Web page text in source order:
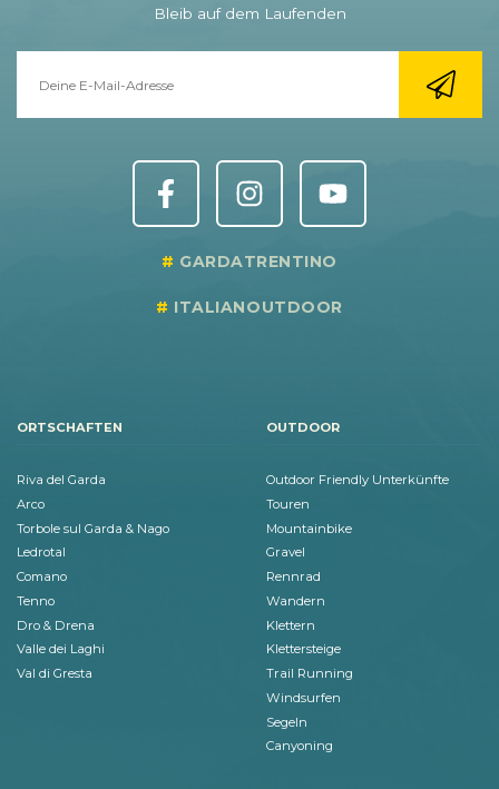
Bleib auf dem Laufenden
GARDATRENTINO
ITALIANOUTDOOR
ORTSCHAFTEN
Riva del Garda
Arco
Torbole sul Garda & Nago
Ledrotal
Comano
Tenno
Dro & Drena
Valle dei Laghi
Val di Gresta
OUTDOOR
Outdoor Friendly Unterkünfte
Touren
Mountainbike
Gravel
Rennrad
Wandern
Klettern
Klettersteige
Trail Running
Windsurfen
Segeln
Canyoning